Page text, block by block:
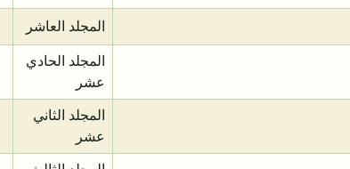
المجلد العاشر
المجلد الحادي
عشر
المجلد الثاني
عشر